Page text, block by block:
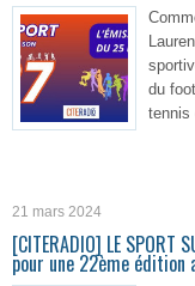
du
tennis
21 mars 2024
[CITERADIO] LE SPORT
pour une 22ème